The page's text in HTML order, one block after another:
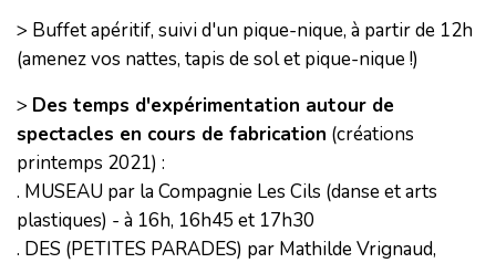
> Buffet apéritif, suivi d'un pique-nique, à partir de 12h
(amenez vos nattes, tapis de sol et pique-nique !)
> Des temps d'expérimentation autour de
spectacles en cours de fabrication (créations
printemps 2021) :
. MUSEAU par la Compagnie Les Cils (danse et arts
plastiques) - à 16h, 16h45 et 17h30
. DES (PETITES PARADES) par Mathilde Vrignaud,